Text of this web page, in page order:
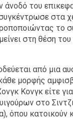
άνοδό του
στα
το
στη θέση
από μια
μορφής
Κονγκ είτε
στο
όπου κατοικούν